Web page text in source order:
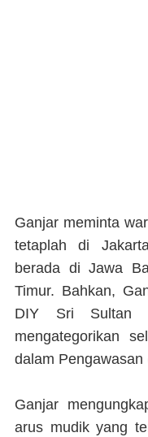
Ganjar meminta
tetaplah di
berada di Jawa
Timur. Bahkan,
DIY Sri Sultan
mengategorikan
dalam
Ganjar
arus mudik yang